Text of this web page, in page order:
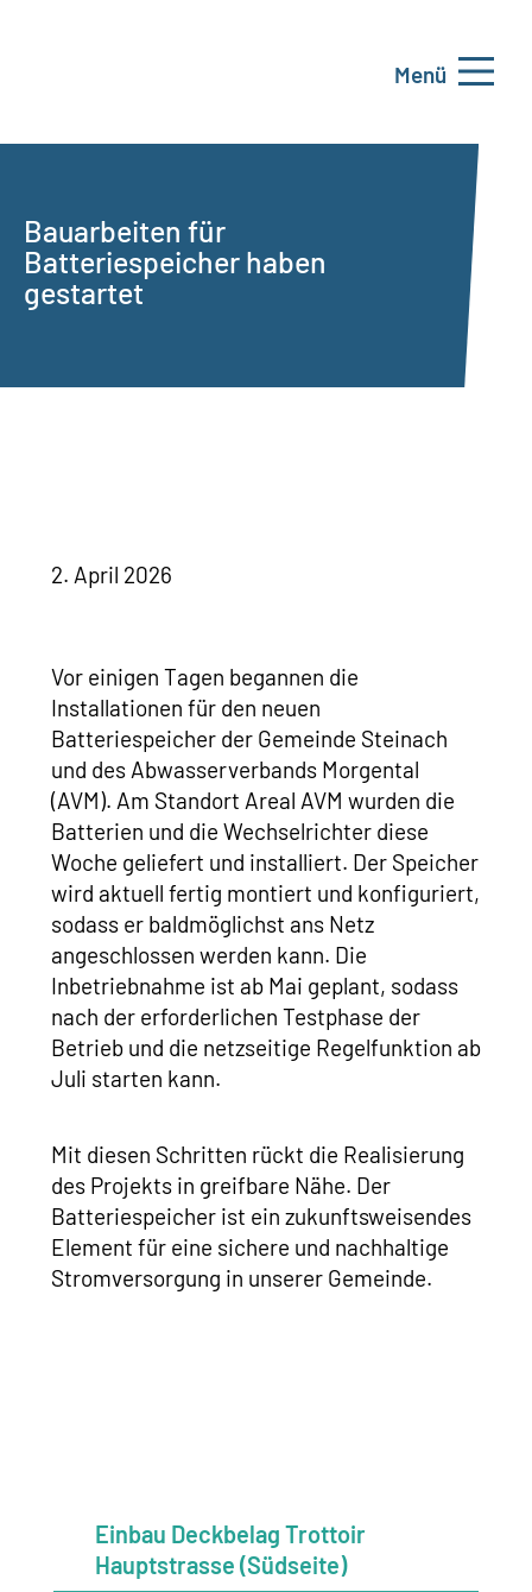
Menü
Bauarbeiten für
Batteriespeicher haben
gestartet
2. April 2026
Vor einigen Tagen begannen die
Installationen für den neuen
Batteriespeicher der Gemeinde Steinach
und des Abwasserverbands Morgental
(AVM). Am Standort Areal AVM wurden die
Batterien und die Wechselrichter diese
Woche geliefert und installiert. Der Speicher
wird aktuell fertig montiert und konfiguriert,
sodass er baldmöglichst ans Netz
angeschlossen werden kann. Die
Inbetriebnahme ist ab Mai geplant, sodass
nach der erforderlichen Testphase der
Betrieb und die netzseitige Regelfunktion ab
Juli starten kann.
Mit diesen Schritten rückt die Realisierung
des Projekts in greifbare Nähe. Der
Batteriespeicher ist ein zukunftsweisendes
Element für eine sichere und nachhaltige
Stromversorgung in unserer Gemeinde.
Einbau Deckbelag Trottoir
Hauptstrasse (Südseite)